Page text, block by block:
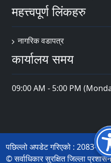
महत्त्वपूर्ण लिंकहरु
नागरिक वडापत्र
कार्यालय समय
09:00 AM - 5:00 PM
पछिल्लो अपडेट गरिएको : 2083-
© सर्वाधिकार सुरक्षित जिल्ला